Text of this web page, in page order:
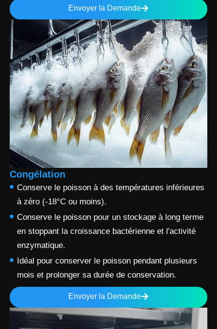
Envoyer la Demande
Congélation
Conserve le poisson à des températures inférieures
à zéro (-18°C ou moins).
Conserve le poisson pour un stockage à long terme
en stoppant la croissance bactérienne et l'activité
enzymatique.
Idéal pour conserver le poisson pendant plusieurs
mois et prolonger sa durée de conservation.
Envoyer la Demande